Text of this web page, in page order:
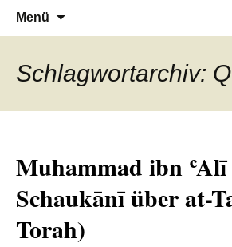
Al-Adala.de
Denn die Gerechtigkeit
von allem
Menü
Schlagwortarchiv:
Muhammad ibn ʿAlī
Schaukānī über at-
Torah)